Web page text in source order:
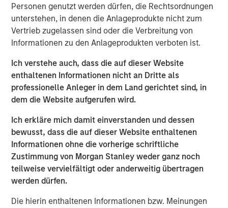
Personen genutzt werden dürfen, die Rechtsordnungen
unterstehen, in denen die Anlageprodukte nicht zum
Vertrieb zugelassen sind oder die Verbreitung von
Informationen zu den Anlageprodukten verboten ist.
Ich verstehe auch, dass die auf dieser Website
enthaltenen Informationen nicht an Dritte als
professionelle Anleger in dem Land gerichtet sind, in
dem die Website aufgerufen wird.
Ich erkläre mich damit einverstanden und dessen
bewusst, dass die auf dieser Website enthaltenen
Informationen ohne die vorherige schriftliche
Zustimmung von Morgan Stanley weder ganz noch
teilweise vervielfältigt oder anderweitig übertragen
werden dürfen.
Die hierin enthaltenen Informationen bzw. Meinungen
assets remains intact.
Growth and earnings forecasts for the third
and fourth quarters came down earlier this
beat expectations.
The uncertainty that whipsawed markets earlier this year
has given way to greater clarity—and a more positive
outlook for the second half. Concerns about the potential
impact of high tariffs have eased overall, despite a drop
in markets following the Aug. 1 implementation of new
U.S. tariffs on imports from countries that had not yet
spending policy legislation may strengthen opportunities